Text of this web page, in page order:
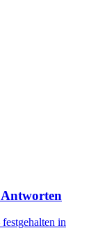
Antworten
in